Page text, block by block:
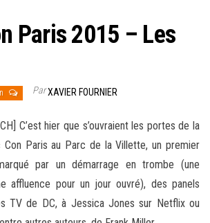
Paris 2015 – Les
ParXAVIER FOURNIER
C’est hier que s’ouvraient les portes de la
Con Paris au Parc de la Villette, un premier
par un démarrage en trombe (une
affluence pour un jour ouvré), des panels
TV de DC, à Jessica Jones sur Netflix ou